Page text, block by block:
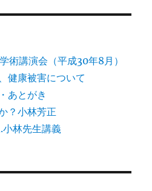
術講演会（平成30年8月）
健康被害について
あとがき
？小林芳正
小林先生講義